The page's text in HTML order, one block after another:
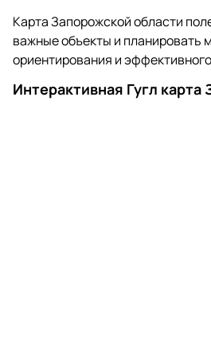
Карта Запорожской области
важные объекты и планировать
ориентирования и
Интерактивная Гугл